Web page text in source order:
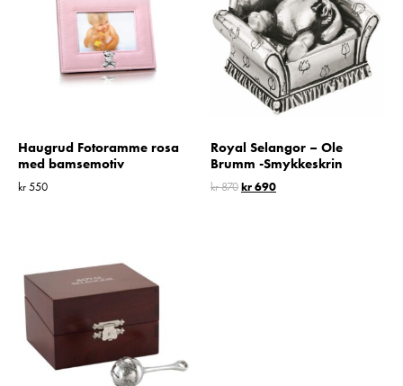
Haugrud Fotoramme rosa
med bamsemotiv
kr550
Royal Selangor – Ole
Brumm -Smykkeskrin
kr870kr690